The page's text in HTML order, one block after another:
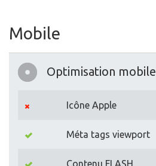
Mobile
Optimisation mobile
Icône Apple
Méta tags viewport
Contenu FLASH